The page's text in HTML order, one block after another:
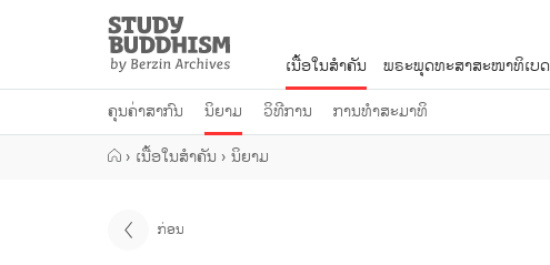
Study
Buddhism
Home
ເນື້ອໃນສຳຄັນ
ຄຸນຄ່າສາກົນ
ນິຍາມ ວິທີການ ການທຳສະມາທິ
ພຣະພຸດທະສາສະໜາທິເບດ
› ເນື້ອໃນສຳຄັນ › ນິຍາມ
ກ່ອນ